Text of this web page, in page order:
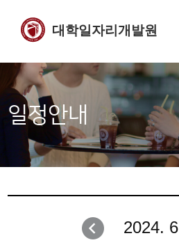
대학일자리개발원
일정안내
2024. 6